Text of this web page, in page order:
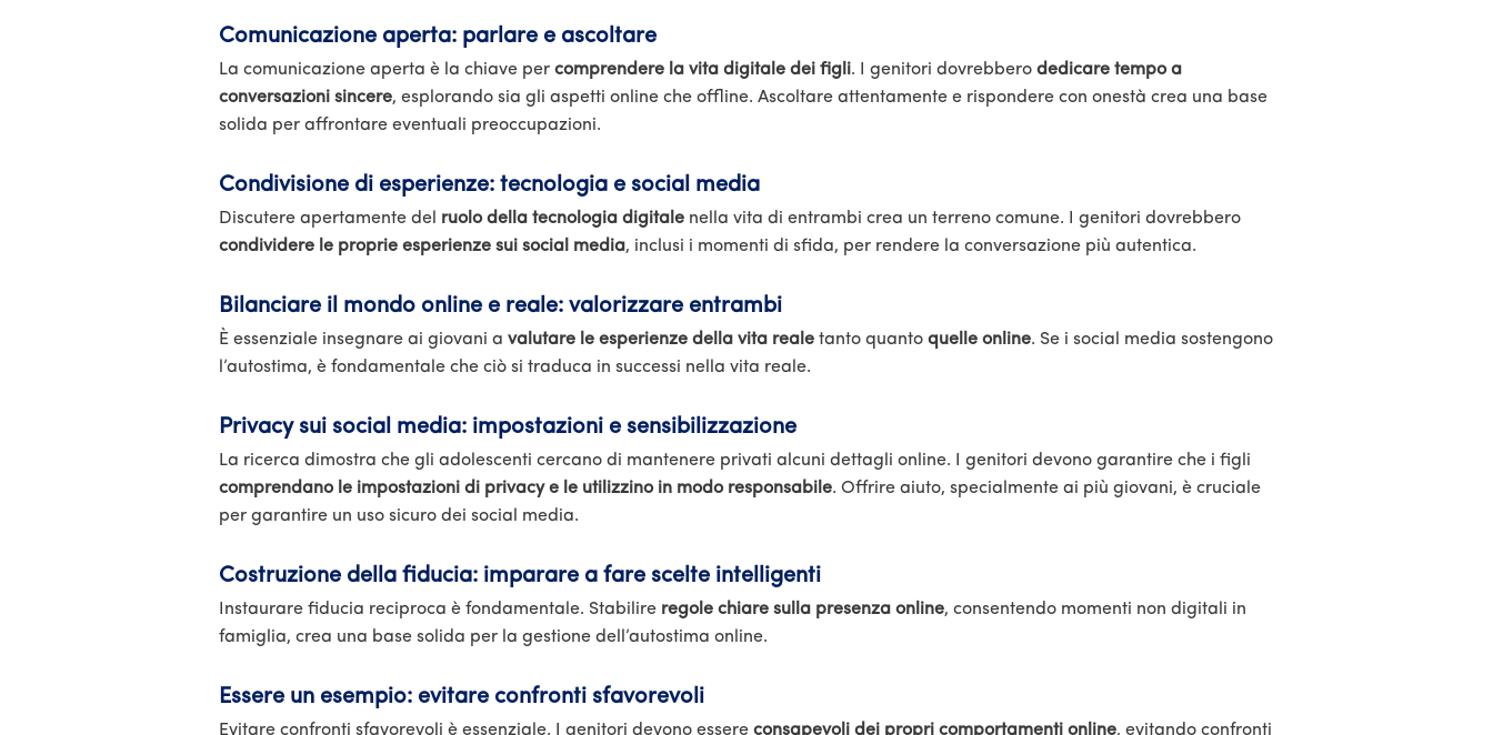
Comunicazione aperta: parlare e ascoltare
La comunicazione aperta è la chiave per comprendere la vita digitale dei figli. I genitori dovrebbero dedicare tempo a
conversazioni sincere, esplorando sia gli aspetti online che offline. Ascoltare attentamente e rispondere con onestà crea una base
solida per affrontare eventuali preoccupazioni.
Condivisione di esperienze: tecnologia e social media
Discutere apertamente del ruolo della tecnologia digitale nella vita di entrambi crea un terreno comune. I genitori dovrebbero
condividere le proprie esperienze sui social media, inclusi i momenti di sfida, per rendere la conversazione più autentica.
Bilanciare il mondo online e reale: valorizzare entrambi
È essenziale insegnare ai giovani a valutare le esperienze della vita reale tanto quanto quelle online. Se i social media sostengono
l’autostima, è fondamentale che ciò si traduca in successi nella vita reale.
Privacy sui social media: impostazioni e sensibilizzazione
La ricerca dimostra che gli adolescenti cercano di mantenere privati alcuni dettagli online. I genitori devono garantire che i figli
comprendano le impostazioni di privacy e le utilizzino in modo responsabile. Offrire aiuto, specialmente ai più giovani, è cruciale
per garantire un uso sicuro dei social media.
Costruzione della fiducia: imparare a fare scelte intelligenti
Instaurare fiducia reciproca è fondamentale. Stabilire regole chiare sulla presenza online, consentendo momenti non digitali in
famiglia, crea una base solida per la gestione dell’autostima online.
Essere un esempio: evitare confronti sfavorevoli
Evitare confronti sfavorevoli è essenziale. I genitori devono essere consapevoli dei propri comportamenti online, evitando confronti